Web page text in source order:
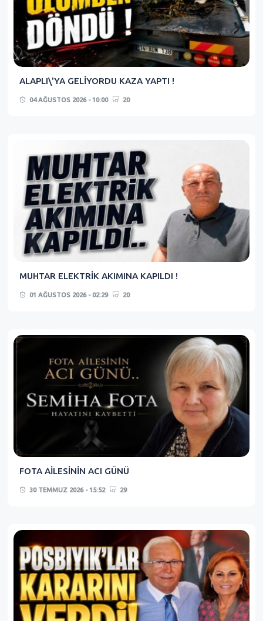
ALAPLI\'YA GELİYORDU KAZA YAPTI !
04 AĞUSTOS 2026 - 10:00 20
MUHTAR ELEKTRİK AKIMINA KAPILDI !
01 AĞUSTOS 2026 - 02:29 20
FOTA AİLESİNİN ACI GÜNÜ
30 TEMMUZ 2026 - 15:52 29